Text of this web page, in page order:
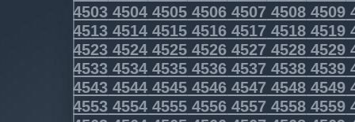
4503 4504 4505 4506 4507 4508 4509
4513 4514 4515 4516 4517 4518 4519
4523 4524 4525 4526 4527 4528 4529
4533 4534 4535 4536 4537 4538 4539
4543 4544 4545 4546 4547 4548 4549
4553 4554 4555 4556 4557 4558 4559